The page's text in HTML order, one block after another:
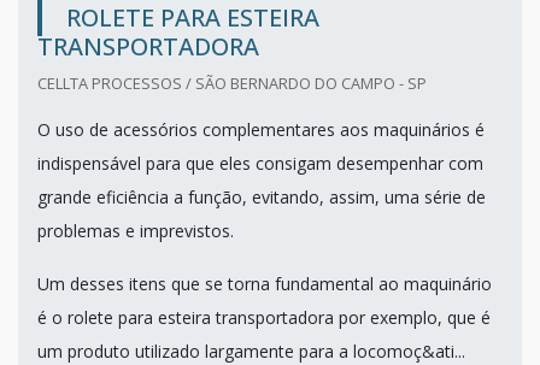
ROLETE PARA ESTEIRA
TRANSPORTADORA
CELLTA PROCESSOS / SÃO BERNARDO DO CAMPO - SP
O uso de acessórios complementares aos maquinários é
indispensável para que eles consigam desempenhar com
grande eficiência a função, evitando, assim, uma série de
problemas e imprevistos.
Um desses itens que se torna fundamental ao maquinário
é o rolete para esteira transportadora por exemplo, que é
um produto utilizado largamente para a locomoç&ati...